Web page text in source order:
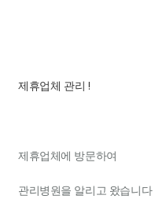
제휴업체 관리 !
제휴업체에 방문하여
관리병원을 알리고 왔습니